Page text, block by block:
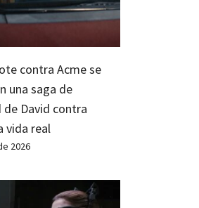
contra Acme se
una saga de
David contra
vida real
2026